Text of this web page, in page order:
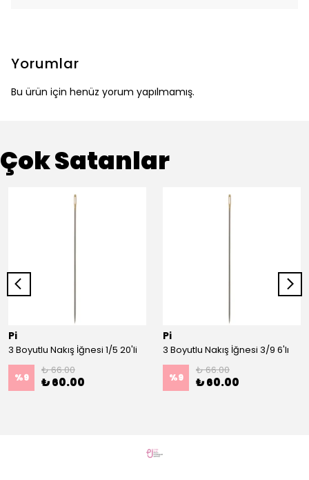
Yorumlar
Bu ürün için henüz yorum yapılmamış.
Çok Satanlar
Pi
3 Boyutlu Nakış İğnesi 1/5 20'li
%9
₺ 66.00
₺ 60.00
Pi
3 Boyutlu Nakış İğnesi 3/9 6'lı
%9
₺ 66.00
₺ 60.00